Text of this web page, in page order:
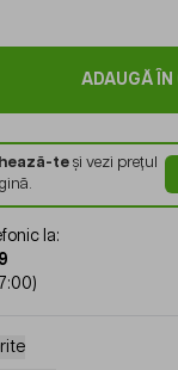
ADAUGĂ ÎN
teși vezi prețul
la: